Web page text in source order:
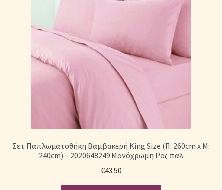
Σετ Παπλωματοθήκη Βαμβακερή King Size (Π: 260cm x Μ:
240cm) – 2020648249 Μονόχρωμη Ροζ παλ
€43.50